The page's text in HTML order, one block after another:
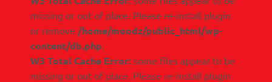
missing or out of place. Please re-install plugin
or remove /home/moodz/public_html/wp-
content/db.php
W3 Total Cache Error: some files appear to be
missing or out of place. Please re-install plugin